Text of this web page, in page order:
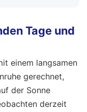
Tage und
einem langsamen
gerechnet,
der Sonne
derzeit